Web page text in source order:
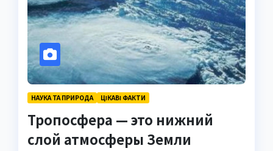
НАУКА ТА ПРИРОДА ЦІКАВІ ФАКТИ
Тропосфера — это нижний
слой атмосферы Земли